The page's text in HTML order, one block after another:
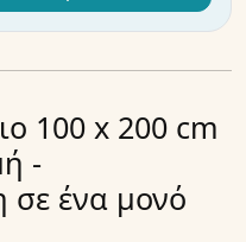
100 x 200 cm
-
σε ένα μονό